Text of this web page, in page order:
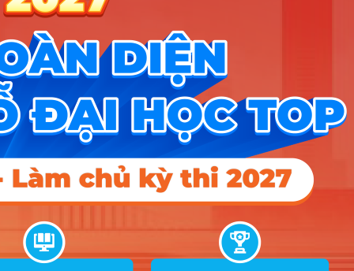
Thiết kế đồ họa - Game - Đa
TIN MỚI NHẤT
Tuyển sinh trung cấp công an năm 2026
Học viện Công an Nhân dân điểm chuẩn 2026: Cập nhật mới nhất
Điểm sàn các trường công an năm 2026
➜ Trắc nghiệm MBTI